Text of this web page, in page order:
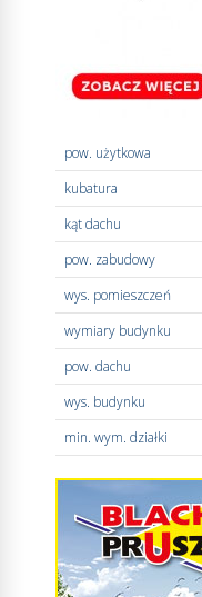
pow. użytkowa
kubatura
kąt dachu
pow. zabudowy
wys. pomieszczeń
wymiary budynku
pow. dachu
wys. budynku
min. wym. działki